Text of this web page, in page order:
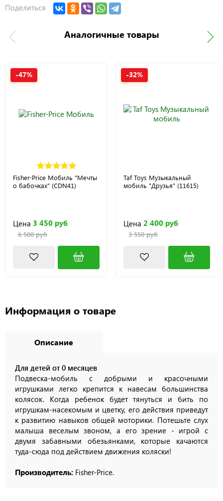
Поделиться
Аналогичные товары
-47%
Fisher-Price Мобиль "Мечты
о бабочках" (CDN41)
Цена 3 450 руб
6 500 руб
-32%
Taf Toys Музыкальный
мобиль "Друзья" (11615)
Цена 2 400 руб
3 550 руб
Информация о товаре
Описание
Для детей от 0 месяцев
Подвеска-мобиль с добрыми и красочными
игрушками легко крепится к навесам большинства
колясок. Когда ребенок будет тянуться и бить по
игрушкам-насекомым и цветку, его действия приведут
к развитию навыков общей моторики. Потешьте слух
малыша веселым звоном, а его зрение - игрой с
двумя забавными обезьянками, которые качаются
туда-сюда под действием движения коляски!
Производитель: Fisher-Price.